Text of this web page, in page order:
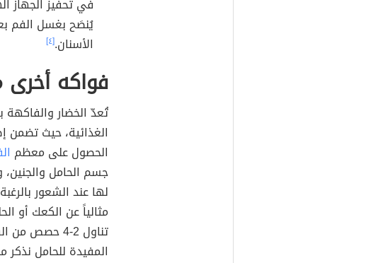
في تحفيز الجهاز
يُنصَح بغسل الفم
الأسنان.[٤]
فواكه أخرى
تُعدّ الخضار
الغذائية، حيث تضمن
الحصول على معظم
جسم الحامل والجنين،
لها عند الشعور
مثالياً عن الكعك أو
تناول 2-4
المفيدة للحامل نذكر